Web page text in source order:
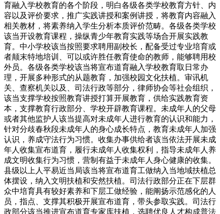
育融入学校教育的各个阶段，明白各级各类学校教育方针、内
容以及评价要求，推广实践讲授和案例讲授，将教育内容融入
相关教材，将素养纳入学生分析本质评价范畴。各级各类学校
该当开设教育课程，操纵青少年教育实践等场合开展实践教
育。中小学校该当按照要求聘用副校长，配备受过专业培育或
者颠末特地培训、可以或许胜任教育使命的教师，能够聘用校
外员。各级各类学校该当将宣布道育融入学校教育取日常办
理，开展多种形式的从题教育，加强校园文化扶植。审讯机
关、查察机关以及、司法行政等部分，律师协会等社会组织，
该当支撑学校按照教育讲授打算开展教育，供给实践教育资
本，支撑教育行政部分、学校开辟教育课程。未成年人的父母
或者其他监护人该当提高对未成年人进行教育的认识和能力，
针对分歧春秋段未成年人的身心成长特点，教育未成年人加强
认识，养成守法行为习惯。收集办事供给者该当依法开展未成
年人收集宣布道育，履行未成年人收集权利，指导未成年人养
成文明收集行为习惯，营制有益于未成年人身心健康的收集。
县级以上人平易近当局该当将宣布道育工做纳入当地域扶植总
体摆设，纳入文明扶植和安然扶植。司法行政部分正在下层群
众中培育具有较好素养和下层工做经验，能阐扬示范感化的人
员，指点、支撑其积极开展宣布道育，带头参取实践。司法行
政部分该当推进宣布道育专家库扶植，选聘优良人才构成普法